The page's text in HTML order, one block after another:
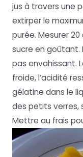
jus à travers une
extirper le
purée. Mesurer
sucre en goûtant.
pas envahissant.
froide, l’acidité
gélatine dans le
des petits verres,
Mettre au frais